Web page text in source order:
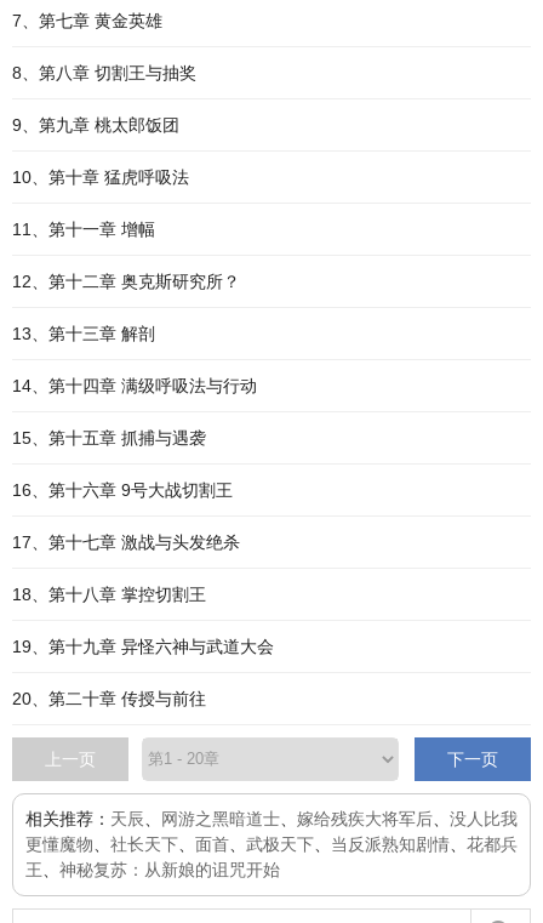
7、第七章 黄金英雄
8、第八章 切割王与抽奖
9、第九章 桃太郎饭团
10、第十章 猛虎呼吸法
11、第十一章 增幅
12、第十二章 奥克斯研究所？
13、第十三章 解剖
14、第十四章 满级呼吸法与行动
15、第十五章 抓捕与遇袭
16、第十六章 9号大战切割王
17、第十七章 激战与头发绝杀
18、第十八章 掌控切割王
19、第十九章 异怪六神与武道大会
20、第二十章 传授与前往
上一页 下一页
相关推荐： 天辰 网游之黑暗道士 嫁给残疾大将军后
没人比我
更懂魔物
社长天下 面首 武极天下 当反派熟知剧情
花都兵
王
神秘复苏：从新娘的诅咒开始